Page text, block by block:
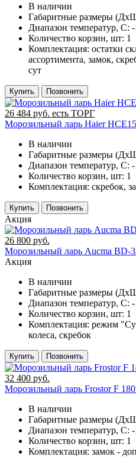
В наличии
Габаритные размеры
Диапазон температур, C:
Количество корзин, шт: 1
Комплектация: остатки
ассортимента, замок,
сут
Купить Позвонить
26 484 руб. есть ТОРГ
Морозильный ларь Haier
В наличии
Габаритные размеры
Диапазон температур, C:
Количество корзин, шт: 1
Комплектация: скребок,
Купить Позвонить
Акция
26 800 руб.
Морозильный ларь Aucma BD-
Акция
В наличии
Габаритные размеры
Диапазон температур, C:
Количество корзин, шт: 1
Комплектация: режим
колеса, скребок
Купить Позвонить
32 400 руб.
Морозильный ларь Frostor F 180
В наличии
Габаритные размеры
Диапазон температур, C:
Количество корзин, шт: 1
Комплектация: замок -